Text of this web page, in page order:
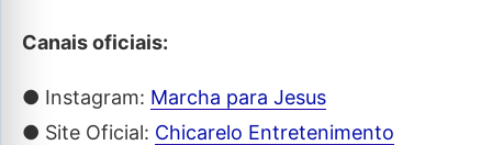
Canais oficiais:
● Instagram: Marcha para Jesus
● Site Oficial: Chicarelo Entretenimento